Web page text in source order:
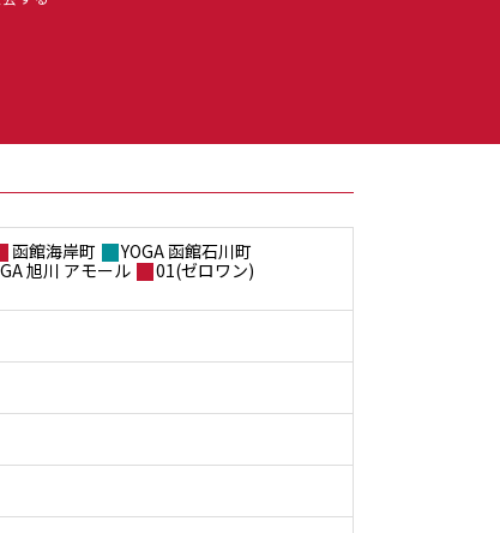
函館海岸町
YOGA 函館石川町
旭川 アモール
01(ゼロワン)